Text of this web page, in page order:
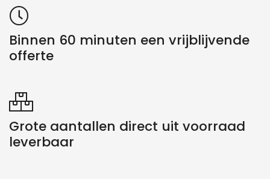
Binnen 60 minuten een vrijblijvende
offerte
Grote aantallen direct uit voorraad
leverbaar